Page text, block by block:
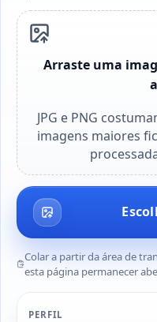
Arraste uma
JPG e PNG
imagens maiores
Colar a partir da área de
esta página permanecer
PERFIL